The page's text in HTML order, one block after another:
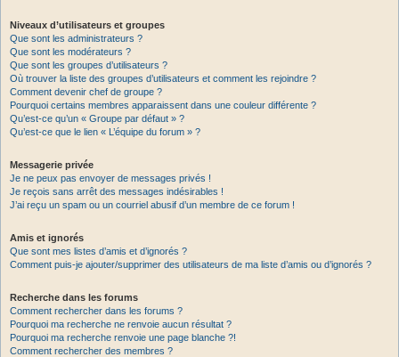
Niveaux d’utilisateurs et groupes
Que sont les administrateurs ?
Que sont les modérateurs ?
Que sont les groupes d’utilisateurs ?
Où trouver la liste des groupes d’utilisateurs et comment les rejoindre ?
Comment devenir chef de groupe ?
Pourquoi certains membres apparaissent dans une couleur différente ?
Qu’est-ce qu’un « Groupe par défaut » ?
Qu’est-ce que le lien « L’équipe du forum » ?
Messagerie privée
Je ne peux pas envoyer de messages privés !
Je reçois sans arrêt des messages indésirables !
J’ai reçu un spam ou un courriel abusif d’un membre de ce forum !
Amis et ignorés
Que sont mes listes d’amis et d’ignorés ?
Comment puis-je ajouter/supprimer des utilisateurs de ma liste d’amis ou d’ignorés ?
Recherche dans les forums
Comment rechercher dans les forums ?
Pourquoi ma recherche ne renvoie aucun résultat ?
Pourquoi ma recherche renvoie une page blanche ?!
Comment rechercher des membres ?